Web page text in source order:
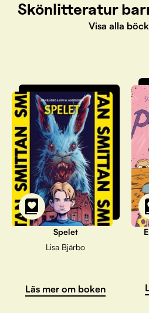
Skönlitteratur
Visa alla
Spelet
Lisa Bjärbo
Läs mer om boken